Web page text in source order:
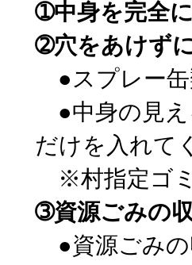
➀中身を完全
➁穴をあけず
●スプレー缶
●中身の見え
だけを入れて
※村指定ゴミ
➂資源ごみの
●資源ごみの